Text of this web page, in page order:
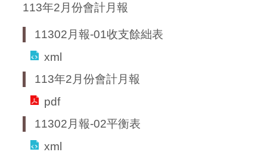
113年2月份會計月報
11302月報-01收支餘絀表
xml
113年2月份會計月報
pdf
11302月報-02平衡表
xml